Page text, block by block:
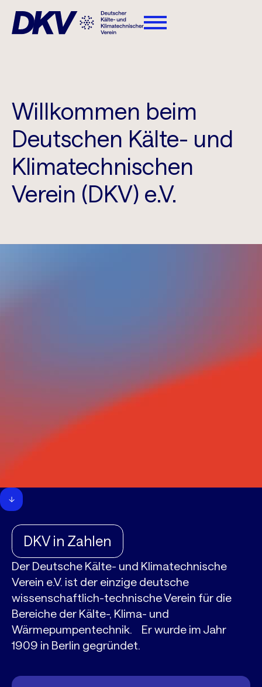
Willkommen beim
Deutschen Kälte- und
Klimatechnischen
Verein (DKV) e.V.
DKV in Zahlen
Der Deutsche Kälte- und Klimatechnische
Verein e.V. ist der einzige deutsche
wissenschaftlich-technische Verein für die
Bereiche der Kälte-, Klima- und
Wärmepumpentechnik. Er wurde im Jahr
1909 in Berlin gegründet.